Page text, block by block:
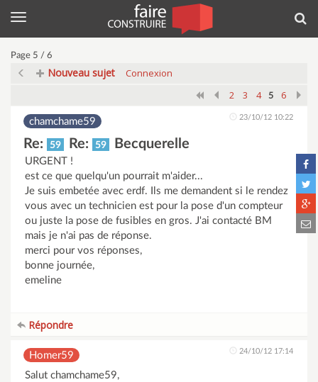
Menu
Page 5 / 6
Nouveau sujet
Connexion
2
3 4 5 6
chamchame59 23/10/12 10:22
Re: 59 Re: 59 Becquerelle
URGENT !
est ce que quelqu'un pourrait m'aider...
Je suis embetée avec erdf. Ils me demandent si le rendez
vous avec un technicien est pour la pose d'un compteur
ou juste la pose de fusibles en gros. J'ai contacté BM
mais je n'ai pas de réponse.
merci pour vos réponses,
bonne journée,
emeline
Répondre
Homer59 24/10/12 17:14
Salut chamchame59,